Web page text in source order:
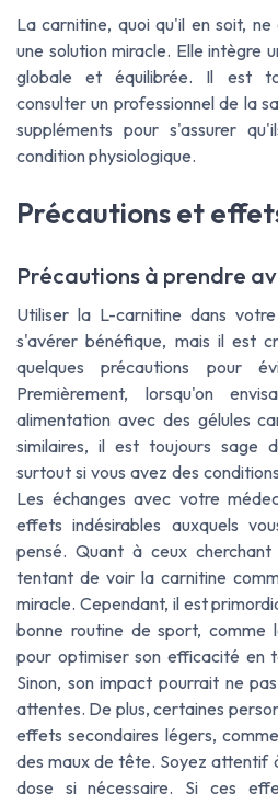
La carnitine, quoi qu'il en soit,
une solution miracle. Elle intègre
globale et équilibrée. Il est
consulter un professionnel de la
suppléments pour s'assurer
condition physiologique.
Précautions et
Précautions à prendre
Utiliser la L-carnitine dans
s'avérer bénéfique, mais il est
quelques précautions pour
Premièrement, lorsqu'on
alimentation avec des gélules
similaires, il est toujours sage
surtout si vous avez des
Les échanges avec votre
effets indésirables auxquels
pensé. Quant à ceux
tentant de voir la carnitine
miracle. Cependant, il est
bonne routine de sport, comme
pour optimiser son efficacité en
Sinon, son impact pourrait ne
attentes. De plus, certaines
effets secondaires légers,
des maux de tête. Soyez attentif
dose si nécessaire. Si ces